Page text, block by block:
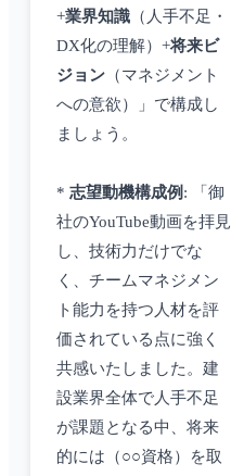
+業界知識 （人手不足・
DX化の理解）+将来ビ
ジョン （マネジメント
への意欲）」で構成し
ましょう。
* 志望動機構成例 : 「御
社のYouTube動画を拝見
し、技術力だけでな
く、チームマネジメン
ト能力を持つ人材を評
価されている点に強く
共感いたしました。建
設業界全体で人手不足
が課題となる中、将来
的には（○○資格）を取